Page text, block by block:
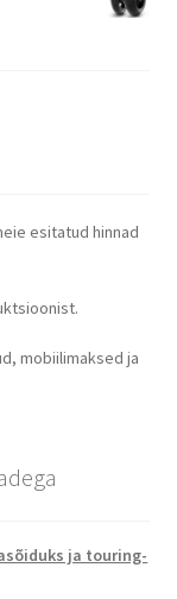
esitatud hinnad
mobiilimaksed ja
ja touring-